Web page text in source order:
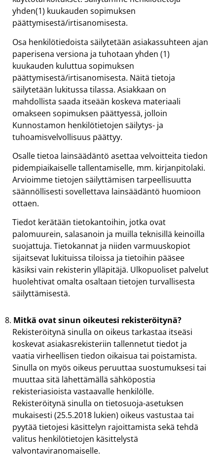
yhden(1) kuukauden sopimuksen
päättymisestä/irtisanomisesta.
Osa henkilötiedoista säilytetään asiakassuhteen ajan
paperisena versiona ja tuhotaan yhden (1)
kuukauden kuluttua sopimuksen
päättymisestä/irtisanomisesta. Näitä tietoja
säilytetään lukitussa tilassa. Asiakkaan on
mahdollista saada itseään koskeva materiaali
omakseen sopimuksen päättyessä, jolloin
Kunnostamon henkilötietojen säilytys- ja
tuhoamisvelvollisuus päättyy.
Osalle tietoa lainsäädäntö asettaa velvoitteita tiedon
pidempiaikaiselle tallentamiselle, mm. kirjanpitolaki.
Arvioimme tietojen säilyttämisen tarpeellisuutta
säännöllisesti sovellettava lainsäädäntö huomioon
ottaen.
Tiedot kerätään tietokantoihin, jotka ovat
palomuurein, salasanoin ja muilla teknisillä keinoilla
suojattuja. Tietokannat ja niiden varmuuskopiot
sijaitsevat lukituissa tiloissa ja tietoihin pääsee
käsiksi vain rekisterin ylläpitäjä. Ulkopuoliset palvelut
huolehtivat omalta osaltaan tietojen turvallisesta
säilyttämisestä.
Mitkä ovat sinun oikeutesi rekisteröitynä?
Rekisteröitynä sinulla on oikeus tarkastaa itseäsi
koskevat asiakasrekisteriin tallennetut tiedot ja
vaatia virheellisen tiedon oikaisua tai poistamista.
Sinulla on myös oikeus peruuttaa suostumuksesi tai
muuttaa sitä lähettämällä sähköpostia
rekisteriasioista vastaavalle henkilölle.
Rekisteröitynä sinulla on tietosuoja-asetuksen
mukaisesti (25.5.2018 lukien) oikeus vastustaa tai
pyytää tietojesi käsittelyn rajoittamista sekä tehdä
valitus henkilötietojen käsittelystä
valvontaviranomaiselle.